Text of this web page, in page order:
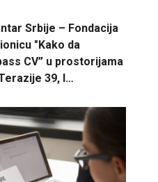
Srbije – Fondacija
"Kako da
CV” u prostorijama
39, I…